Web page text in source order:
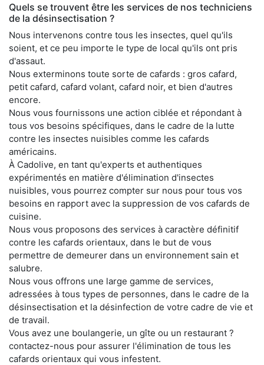
Quels se trouvent être les services de nos techniciens
de la désinsectisation ?
Nous intervenons contre tous les insectes, quel qu'ils
soient, et ce peu importe le type de local qu'ils ont pris
d'assaut.
Nous exterminons toute sorte de cafards : gros cafard,
petit cafard, cafard volant, cafard noir, et bien d'autres
encore.
Nous vous fournissons une action ciblée et répondant à
tous vos besoins spécifiques, dans le cadre de la lutte
contre les insectes nuisibles comme les cafards
américains.
À Cadolive, en tant qu'experts et authentiques
expérimentés en matière d'élimination d'insectes
nuisibles, vous pourrez compter sur nous pour tous vos
besoins en rapport avec la suppression de vos cafards de
cuisine.
Nous vous proposons des services à caractère définitif
contre les cafards orientaux, dans le but de vous
permettre de demeurer dans un environnement sain et
salubre.
Nous vous offrons une large gamme de services,
adressées à tous types de personnes, dans le cadre de la
désinsectisation et la désinfection de votre cadre de vie et
de travail.
Vous avez une boulangerie, un gîte ou un restaurant ?
contactez-nous pour assurer l'élimination de tous les
cafards orientaux qui vous infestent.